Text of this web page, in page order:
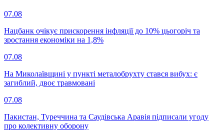
07.08
Нацбанк очікує прискорення інфляції до 10% цьогоріч та
зростання економіки на 1,8%
07.08
На Миколаївщині у пункті металобрухту стався вибух: є
загиблий, двоє травмовані
07.08
Пакистан, Туреччина та Саудівська Аравія підписали угоду
про колективну оборону